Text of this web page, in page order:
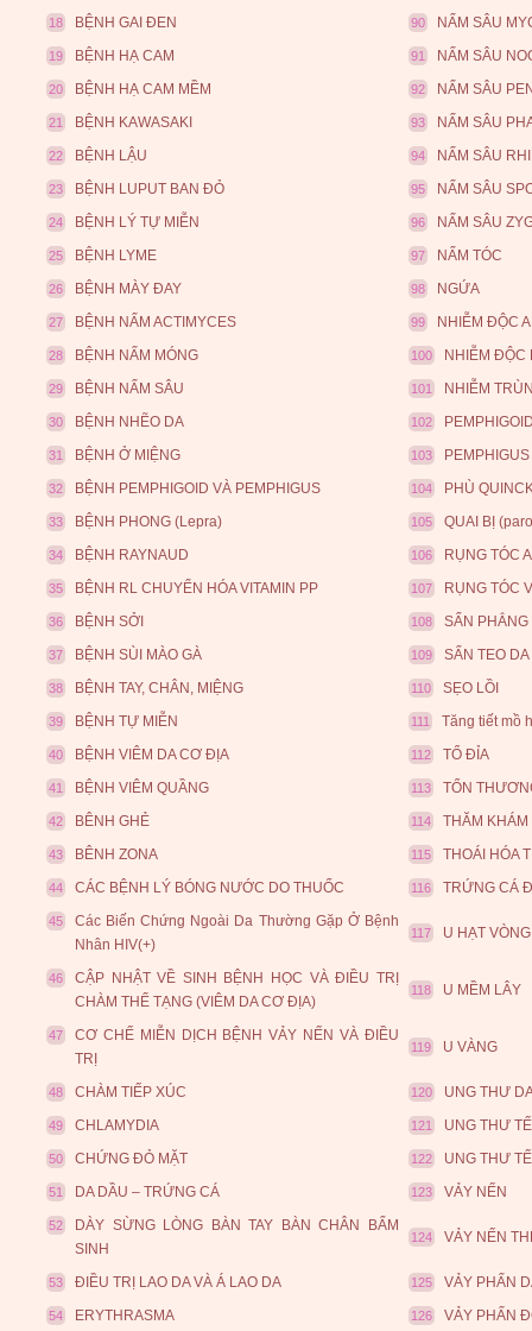
18 BỆNH GAI ĐEN 90 NẤM SÂU
19 BỆNH HẠ CAM 91 NẤM SÂU
20 BỆNH HẠ CAM MỀM 92 NẤM SÂU
21 BỆNH KAWASAKI 93 NẤM SÂU
22 BỆNH LẬU 94 NẤM SÂU
23 BỆNH LUPUT BAN ĐỎ 95 NẤM SÂU
24 BỆNH LÝ TỰ MIỄN 96 NẤM SÂU
25 BỆNH LYME 97 NẤM TÓC
26 BỆNH MÀY ĐAY 98 NGỨA
27 BỆNH NẤM ACTIMYCES 99 NHIỄM ĐỘC
28 BỆNH NẤM MÓNG 100 NHIỄM ĐỘC
29 BỆNH NẤM SÂU 101 NHIỄM
30 BỆNH NHẼO DA 102
31 BỆNH Ở MIỆNG 103 PEMPHIGUS
32 BỆNH PEMPHIGOID VÀ PEMPHIGUS 104 PHÙ
33 BỆNH PHONG (Lepra) 105 QUAI BỊ
34 BỆNH RAYNAUD 106 RỤNG TÓC
35 BỆNH RL CHUYỂN HÓA VITAMIN PP 107 RỤNG TÓC
36 BỆNH SỞI 108 SẨN PHẲNG
37 BỆNH SÙI MÀO GÀ 109 SẨN TEO DA
38 BỆNH TAY, CHÂN, MIỆNG 110 SẸO LỒI
39 BỆNH TỰ MIỄN 111 Tăng tiết mồ
40 BỆNH VIÊM DA CƠ ĐỊA 112 TỔ ĐỈA
41 BỆNH VIÊM QUẦNG 113 TỔN
42 BÊNH GHẺ 114 THĂM
43 BÊNH ZONA 115 THOÁI HÓA
44 CÁC BỆNH LÝ BÓNG NƯỚC DO THUỐC 116 TRỨNG CÁ
45
Các Biến Chứng Ngoài Da Thường Gặp Ở Bệnh
Nhân HIV(+)
117 U HẠT VÒNG
46
CẬP NHẬT VỀ SINH BỆNH HỌC VÀ ĐIỀU TRỊ
CHÀM THỂ TẠNG (VIÊM DA CƠ ĐỊA)
118 U MỀM LÂY
47
CƠ CHẾ MIỄN DỊCH BỆNH VẢY NẾN VÀ ĐIỀU
TRỊ
119 U VÀNG
48 CHÀM TIẾP XÚC 120 UNG THƯ
49 CHLAMYDIA 121 UNG THƯ
50 CHỨNG ĐỎ MẶT 122 UNG THƯ
51 DA DẦU – TRỨNG CÁ 123 VẢY NẾN
52
DÀY SỪNG LÒNG BÀN TAY BÀN CHÂN BẨM
SINH
124 VẢY NẾN
53 ĐIỀU TRỊ LAO DA VÀ Á LAO DA 125 VẢY PHẤN
54 ERYTHRASMA 126 VẢY PHẤN